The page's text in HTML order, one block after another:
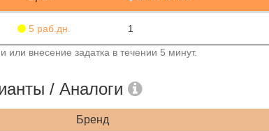
5 раб.дн. 1
внесение задатка в течении 5 минут.
/ Аналоги
Бренд